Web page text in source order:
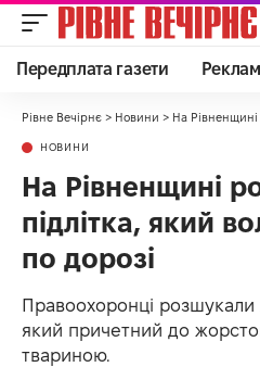
Передплата газети
Рівне Вечірнє > Новини > На Рівненщині
НОВИНИ
На Рівненщині
підлітка, який
по дорозі
Правоохоронці
який причетний до
твариною.